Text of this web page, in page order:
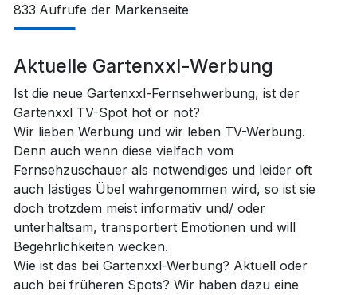
833 Aufrufe der Markenseite
Aktuelle Gartenxxl-Werbung
Ist die neue Gartenxxl-Fernsehwerbung, ist der
Gartenxxl TV-Spot hot or not?
Wir lieben Werbung und wir leben TV-Werbung.
Denn auch wenn diese vielfach vom
Fernsehzuschauer als notwendiges und leider oft
auch lästiges Übel wahrgenommen wird, so ist sie
doch trotzdem meist informativ und/ oder
unterhaltsam, transportiert Emotionen und will
Begehrlichkeiten wecken.
Wie ist das bei Gartenxxl-Werbung? Aktuell oder
auch bei früheren Spots? Wir haben dazu eine